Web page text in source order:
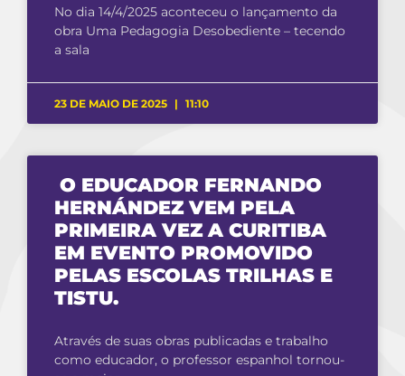
No dia 14/4/2025 aconteceu o lançamento da
obra Uma Pedagogia Desobediente – tecendo
a sala
23 DE MAIO DE 2025 11:10
O EDUCADOR FERNANDO
HERNÁNDEZ VEM PELA
PRIMEIRA VEZ A CURITIBA
EM EVENTO PROMOVIDO
PELAS ESCOLAS TRILHAS E
TISTU.
Através de suas obras publicadas e trabalho
como educador, o professor espanhol tornou-